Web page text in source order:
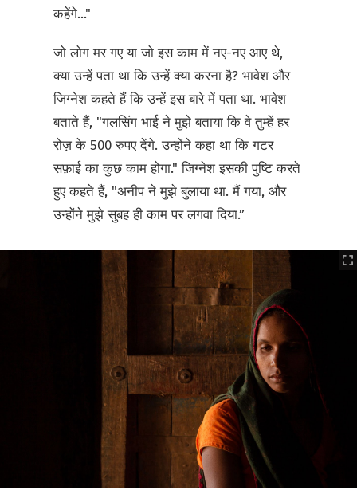
कहेंगे..."
जो लोग मर गए या जो इस काम में नए-नए आए थे,
क्या उन्हें पता था कि उन्हें क्या करना है? भावेश और
जिग्नेश कहते हैं कि उन्हें इस बारे में पता था. भावेश
बताते हैं, "गलसिंग भाई ने मुझे बताया कि वे तुम्हें हर
रोज़ के 500 रुपए देंगे. उन्होंने कहा था कि गटर
सफ़ाई का कुछ काम होगा." जिग्नेश इसकी पुष्टि करते
हुए कहते हैं, "अनीप ने मुझे बुलाया था. मैं गया, और
उन्होंने मुझे सुबह ही काम पर लगवा दिया.”